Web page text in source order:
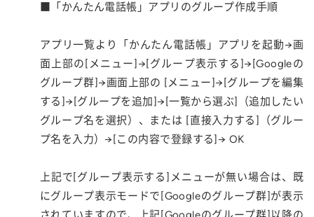
■「かんたん電話帳」アプリのグループ作成手順
アプリ一覧より「かんたん電話帳」アプリを起動→画
面上部の[メニュー]→[グループ表示する]→[Googleの
グループ群]→画面上部の [メニュー]→[グループを編集
する]→[グループを追加]→[一覧から選ぶ]（追加したい
グループ名を選択）、または [直接入力する]（グルー
プ名を入力）→[この内容で登録する]→ OK
上記で[グループ表示する]メニューが無い場合は、既
にグループ表示モードで[Googleのグループ群]が表示